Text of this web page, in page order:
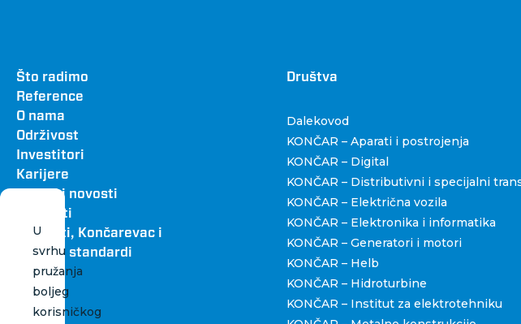
Footer
Što radimo
Reference
O nama
Održivost
Investitori
Karijere
Vijesti i novosti
Kontakti
Katalozi, Končarevac i
grafički standardi
Društva
Društva
Dalekovod
KONČAR – Aparati i postrojenja
KONČAR – Digital
KONČAR – Distributivni i specijalni
KONČAR – Električna vozila
KONČAR – Elektronika i informatika
KONČAR – Generatori i motori
KONČAR – Helb
KONČAR – Hidroturbine
KONČAR – Institut za elektrotehniku
U
svrhu
pružanja
boljeg
korisničkog